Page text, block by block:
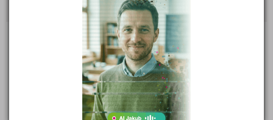
Bydlinského 2859, 39002 Tábor(Mapa
Telefon: 734 440 679
www.heurekatabor.cz
info@heurekatabor.cz
Zobrazení detailu: 6 838, vyhledáno: 1 978 044